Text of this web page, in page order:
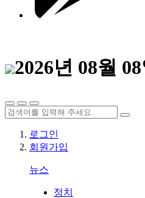
2026년 08월
로그인
회원가입
뉴스
정치